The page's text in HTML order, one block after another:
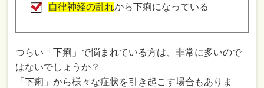
自律神経の乱れから下痢になっている
つらい「下痢」で悩まれている方は、非常に多いので
はないでしょうか？
「下痢」から様々な症状を引き起こす場合もありま